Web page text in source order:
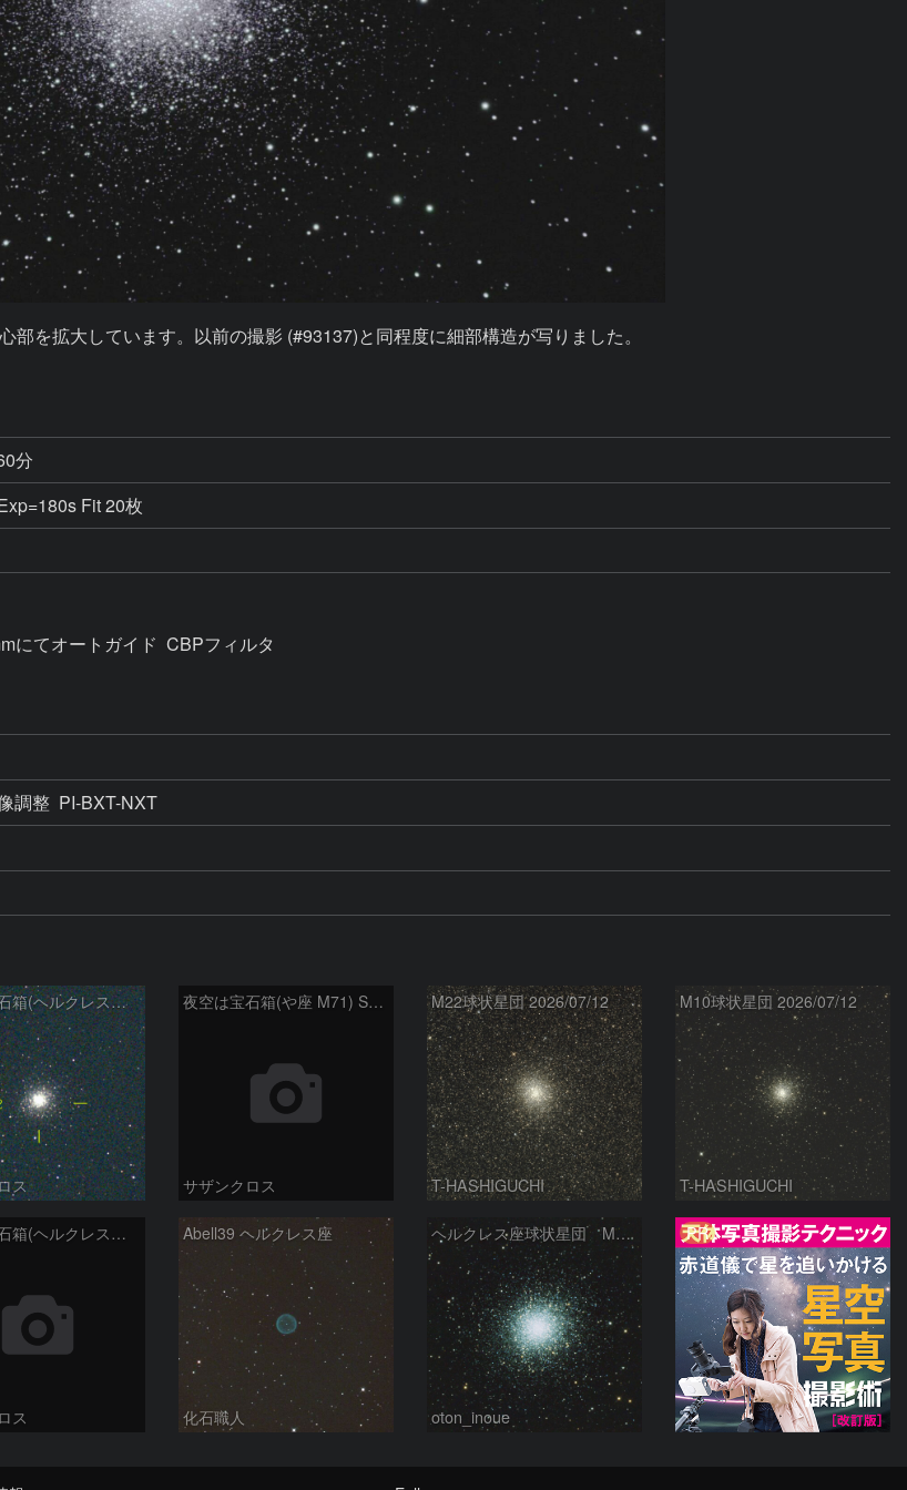
を拡大しています。以前の撮影 (#93137)と同程度に細部構造が写りました。
分
Fit 20枚
にてオートガイド  CBPフィルタ
調整  PI-BXT-NXT
夜空は宝石箱(ヘルクレス座 M92) Seestar50
ス
夜空は宝石箱(や座 M71) Seestar50
サザンクロス
M22球状星団 2026/07/12
T-HASHIGUCHI
M10球状星団 2026/07/12
T-HASHIGUCHI
夜空は宝石箱(ヘルクレス座 M13) Seestar50
ス
Abell39 ヘルクレス座
化石職人
ヘルクレス座球状星団 M１３（RGB合成）
oton_inoue
PR